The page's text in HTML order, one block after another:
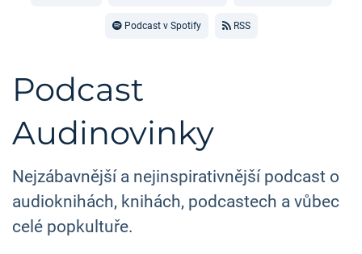
Podcast v Spotify RSS
Podcast
Audinovinky
Nejzábavnější a nejinspirativnější podcast o
audioknihách, knihách, podcastech a vůbec
celé popkultuře.